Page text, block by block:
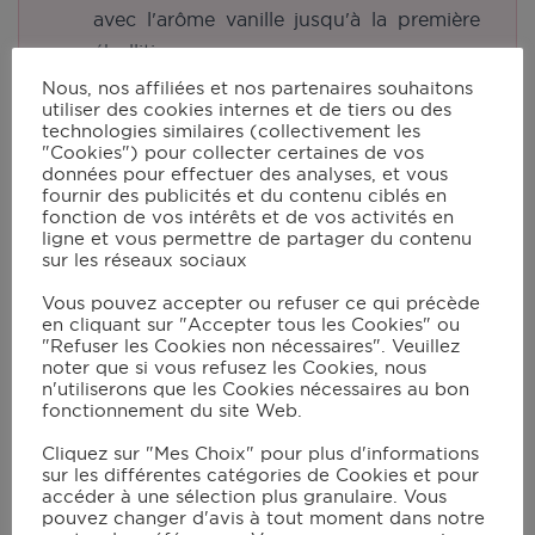
avec l'arôme vanille jusqu'à la première
ébullition ;
En même temps blanchir les jaunes
d'œufs avec le sucre à l'aide d'un fouet,
puis ajouter la maïzena ;
Verser le lait dans le mélange et remuer,
puis transvaser dans la casserole à feu
doux et remuer en continu jusqu'à
épaississement ;
Quand la crème est prête, la verser dans
un plat et filmer au contact. Réserver au
frais afin de complètement refroidir la
La crème d'amande :
Nous, nos affiliées et nos partenaires souhaitons
utiliser des cookies internes et de tiers ou des
technologies similaires (collectivement les
"Cookies") pour collecter certaines de vos
données pour effectuer des analyses, et vous
fournir des publicités et du contenu ciblés en
fonction de vos intérêts et de vos activités en
ligne et vous permettre de partager du contenu
sur les réseaux sociaux
Vous pouvez accepter ou refuser ce qui précède
en cliquant sur "Accepter tous les Cookies" ou
"Refuser les Cookies non nécessaires". Veuillez
noter que si vous refusez les Cookies, nous
n'utiliserons que les Cookies nécessaires au bon
fonctionnement du site Web.
Cliquez sur "Mes Choix" pour plus d'informations
sur les différentes catégories de Cookies et pour
accéder à une sélection plus granulaire. Vous
pouvez changer d'avis à tout moment dans notre